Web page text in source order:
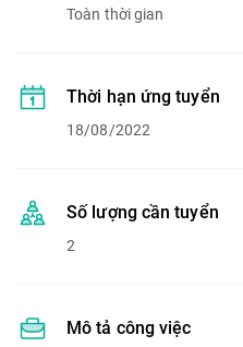
Toàn thời gian
Thời hạn ứng tuyển
18/08/2022
Số lượng cần tuyển
2
Mô tả công việc